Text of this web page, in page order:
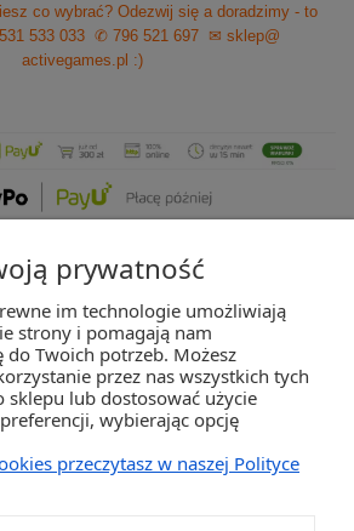
co wybrać? Odezwij się a doradzimy - to
533 033 ✆ 796 521 697
✉ sklep@
activegames.pl :)
ZAKUPY
POMOC
prywatność
im technologie umożliwiają
strony i pomagają nam
do Twoich potrzeb. Możesz
przez nas wszystkich tych
sklepu lub dostosować użycie
wybierając opcję
przeczytasz w naszej Polityce